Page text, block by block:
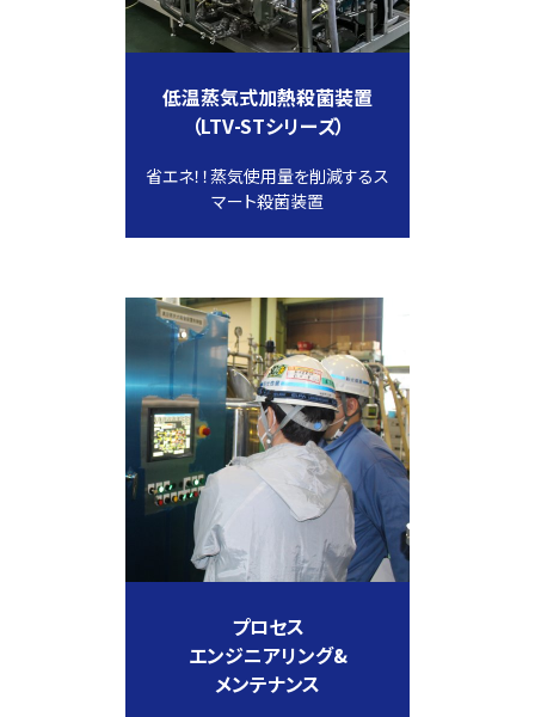
低温蒸気式加熱殺菌装置
（LTV-STシリーズ）
省エネ！！蒸気使用量を削減するス
マート殺菌装置
プロセス
エンジニアリング&
メンテナンス